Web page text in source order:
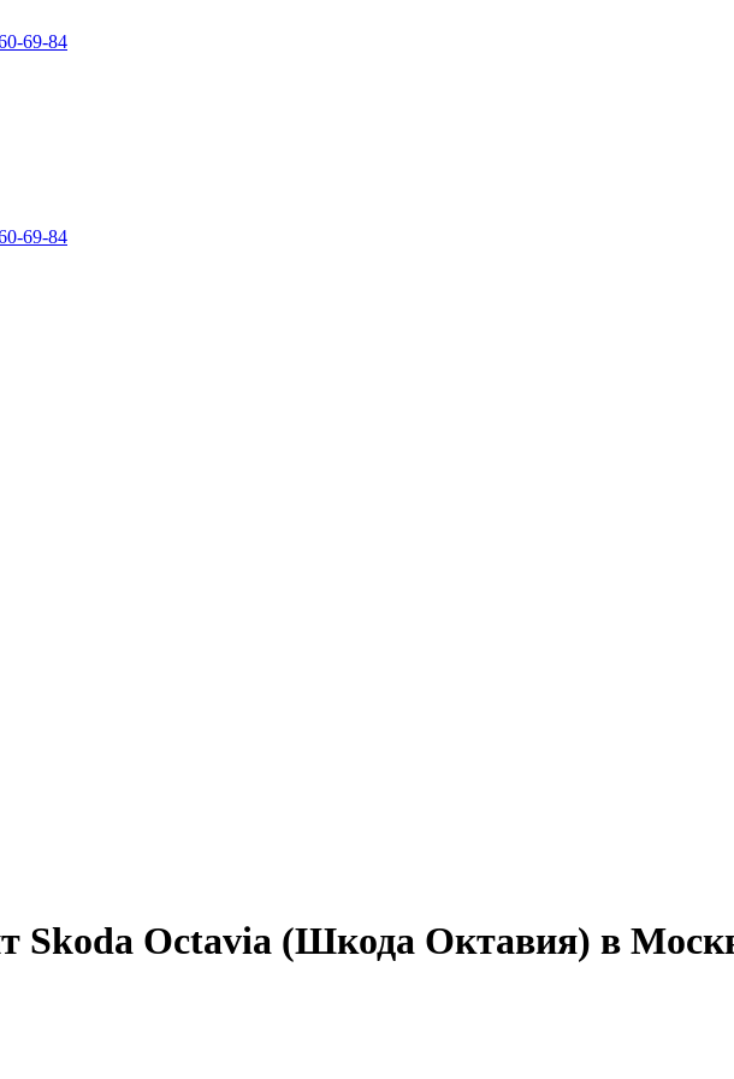
69-84
69-84
Skoda Octavia (Шкода Октавия) в